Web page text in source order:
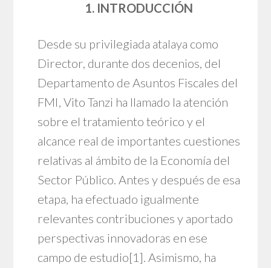
1. INTRODUCCIÓN
Desde su privilegiada atalaya como
Director, durante dos decenios, del
Departamento de Asuntos Fiscales del
FMI, Vito Tanzi ha llamado la atención
sobre el tratamiento teórico y el
alcance real de importantes cuestiones
relativas al ámbito de la Economía del
Sector Público. Antes y después de esa
etapa, ha efectuado igualmente
relevantes contribuciones y aportado
perspectivas innovadoras en ese
campo de estudio[1]. Asimismo, ha